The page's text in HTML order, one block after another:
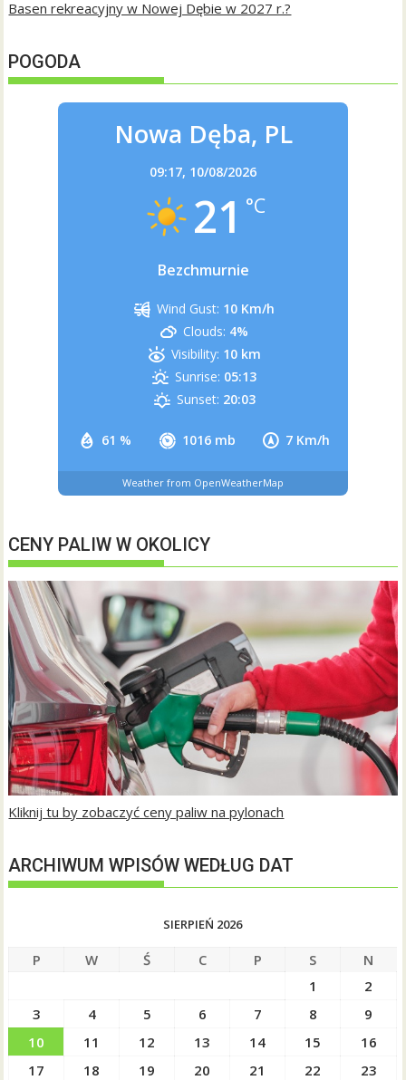
Basen rekreacyjny w Nowej Dębie w 2027 r.?
POGODA
Nowa Dęba, PL
09:17, 10/08/2026
21 °C
Bezchmurnie
61 % 1016 mb 7 Km/h
Wind Gust: 10 Km/h
Clouds: 4%
Visibility: 10 km
Sunrise: 05:13
Sunset: 20:03
Weather from OpenWeatherMap
CENY PALIW W OKOLICY
Kliknij tu by zobaczyć ceny paliw na pylonach
ARCHIWUM WPISÓW WEDŁUG DAT
SIERPIEŃ 2026
P W Ś C P S
N
1
2
3
4 5 6 7 8
9
10
11 12 13 14 15
16
17
18 19 20 21 22
23